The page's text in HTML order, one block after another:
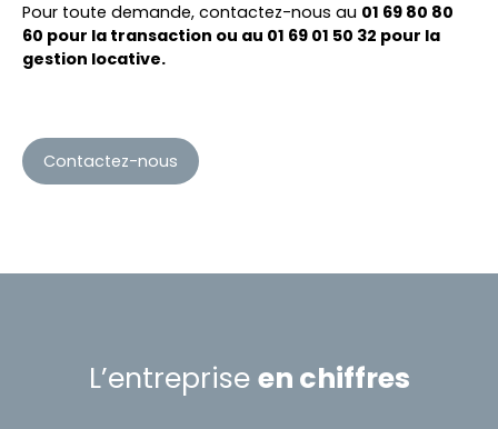
Pour toute demande, contactez-nous au 01 69 80 80
60 pour la transaction ou au 01 69 01 50 32 pour la
gestion locative.
Contactez-nous
L’entreprise en chiffres